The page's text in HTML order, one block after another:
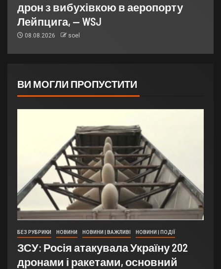
дрон з вибухівкою в аеропорту
Лейпцига, — WSJ
08.08.2026 soel
ВИ МОГЛИ ПРОПУСТИТИ
БЕЗ РУБРИКИ НОВИНИ НОВИНИ | ВАЖЛИВІ НОВИНИ | ПОДІЇ
ЗСУ: Росія атакувала Україну 202
дронами і ракетами, основний